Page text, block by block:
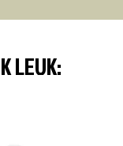
LEUK: